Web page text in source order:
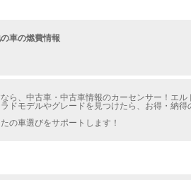
車の燃費情報
ら、中古車・中古車情報のカーセンサー！エ
ドモデルやグレードを見つけたら、お得・納
の車選びをサポートします！